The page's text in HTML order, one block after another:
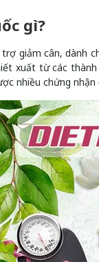
gì?
giảm cân, dành
xuất từ các
nhiều chứng